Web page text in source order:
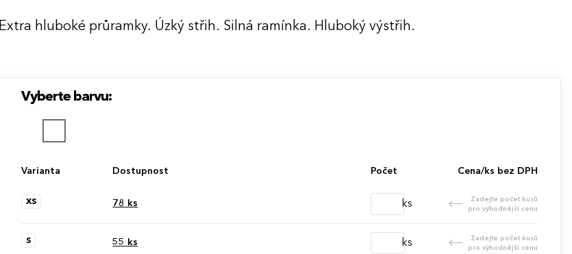
Extra hluboké průramky. Úzký střih. Silná ramínka. Hluboký výstřih.
Vyberte barvu:
Varianta Dostupnost Počet Cena/ks bez DPH
XS 78 ks ks
Zadejte počet kusů
pro výhodnější cenu
S 55 ks ks
Zadejte počet kusů
pro výhodnější cenu